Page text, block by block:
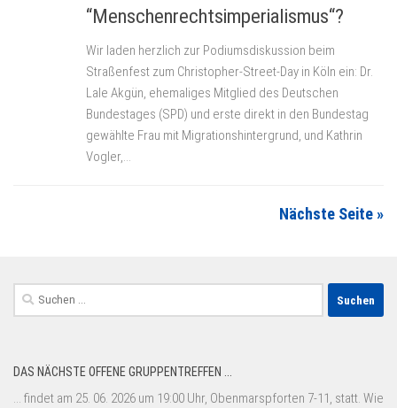
“Menschenrechtsimperialismus“?
Wir laden herzlich zur Podiumsdiskussion beim
Straßenfest zum Christopher-Street-Day in Köln ein: Dr.
Lale Akgün, ehemaliges Mitglied des Deutschen
Bundestages (SPD) und erste direkt in den Bundestag
gewählte Frau mit Migrationshintergrund, und Kathrin
Vogler,...
Nächste Seite »
Suchen
nach:
DAS NÄCHSTE OFFENE GRUPPENTREFFEN ...
... findet am 25. 06. 2026 um 19:00 Uhr, Obenmarspforten 7-11, statt. Wie